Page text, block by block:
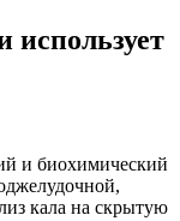
использует
и биохимический
кала на скрытую